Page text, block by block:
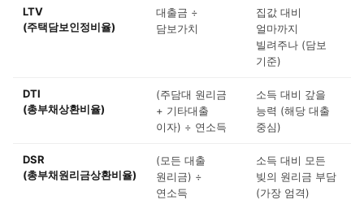
LTV
(주택담보인정비율)
대출금 ÷
담보가치
집값 대비
얼마까지
빌려주나 (담보
기준)
DTI
(총부채상환비율)
(주담대 원리금
+ 기타대출
이자) ÷ 연소득
소득 대비 갚을
능력 (해당 대출
중심)
DSR
(총부채원리금상환비율)
(모든 대출
원리금) ÷
연소득
소득 대비 모든
빚의 원리금 부담
(가장 엄격)